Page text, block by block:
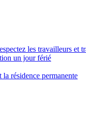
les travailleurs et
un jour férié
résidence permanente